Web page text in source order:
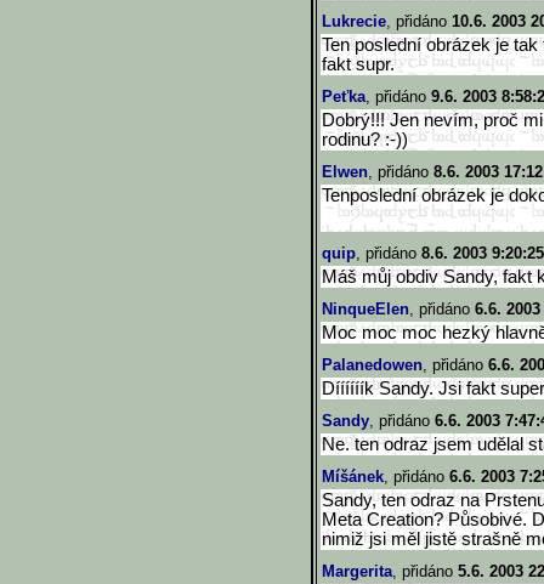
Lukrecie, přidáno 10.6. 2003
Ten poslední obrázek je
fakt supr.
Peťka, přidáno 9.6. 2003
Dobrý!!! Jen nevím, proč
rodinu? :-))
Elwen, přidáno 8.6. 2003
Tenposlední obrázek je
quip, přidáno 8.6. 2003 9:20:25
Máš můj obdiv Sandy, fakt
NinqueElen, přidáno 6.6.
Moc moc moc hezký
Palanedowen, přidáno 6.6.
Díííííík Sandy. Jsi fakt
Sandy, přidáno 6.6. 2003
Ne. ten odraz jsem udělal
Míšánek, přidáno 6.6. 2003
Sandy, ten odraz na
Meta Creation? Působivé.
nimiž jsi měl jistě strašně
Margerita, přidáno 5.6. 2003